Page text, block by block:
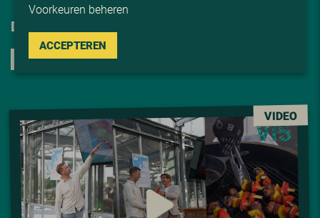
DELEN
VIDEO
Voorkeuren beheren
ACCEPTEREN